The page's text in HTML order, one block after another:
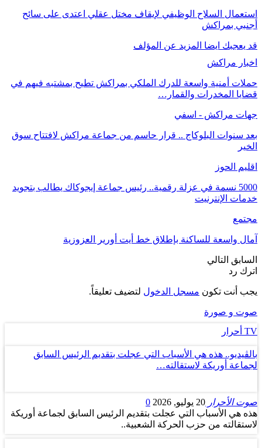
استعمال السلاح الوظيفي لإيقاف مختل عقلي اعتدى على سائح
أجنبي بمراكش
قد يعجبك ايضا المزيد عن المؤلف
اخبار مراكش
حملات أمنية واسعة للدرك الملكي بمراكش تطيح بمشتبه فيهم في
قضايا المخدرات والقمار…
جهات مراكش - اسفي
بعد سنوات البلوكاج .. قرار حاسم من جماعة مراكش لافتتاح سوق
الخير
اقليم الحوز
5000 نسمة في عزلة رقمية.. رئيس جماعة إيجوكاك يطالب بتجويد
خدمات الإنترنيت
مجتمع
آمال واسعة للساكنة بإطلاق خط أيت أورير العزوزية
السابق التالي
اترك رد
يجب أنت تكون مسجل الدخول لتضيف تعليقاً.
صوت و صورة
TV أحرار
بالڤيديو.. هذه هي الأسباب التي عجلت بتقديم الرئيس السابق
لجماعة أوريكة لاستقالته…
صوت الأحرار 20 يوليو, 2026
0
هذه هي الأسباب التي عجلت بتقديم الرئيس السابق لجماعة أوريكة
لاستقالته من حزب الحركة الشعبية..